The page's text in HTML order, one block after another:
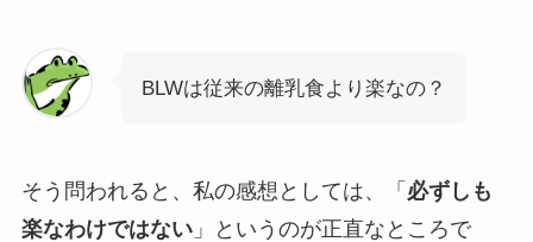
BLWは従来の離乳食より楽なの？
そう問われると、私の感想としては、「 必ずしも
楽なわけではない」というのが正直なところで